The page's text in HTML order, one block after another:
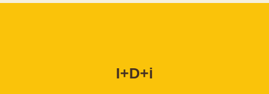
I+D+i